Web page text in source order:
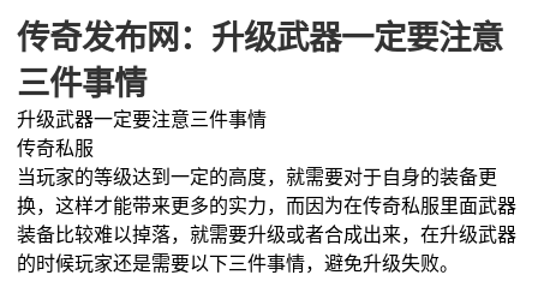
传奇发布网：升级武器一定要注意
三件事情
升级武器一定要注意三件事情
传奇私服
当玩家的等级达到一定的高度，就需要对于自身的装备更
换，这样才能带来更多的实力，而因为在传奇私服里面武器
装备比较难以掉落，就需要升级或者合成出来，在升级武器
的时候玩家还是需要以下三件事情，避免升级失败。